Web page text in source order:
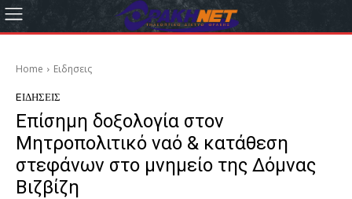
Home Eιδησεις
EΙΔΗΣΕΙΣ
Επίσημη δοξολογία στον
Μητροπολιτικό ναό & κατάθεση
στεφάνων στο μνημείο της Δόμνας
Βιζβίζη